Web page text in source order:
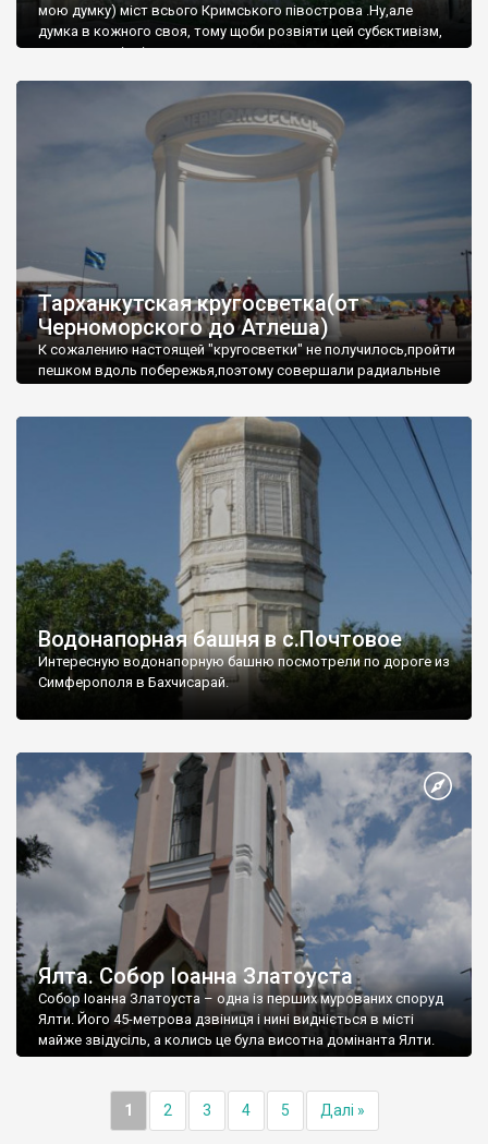
мою думку) міст всього Кримського півострова .Ну,але
думка в кожного своя, тому щоби розвіяти цей субєктивізм,
запрошую відвідати це
Тарханкутская кругосветка(от
Черноморского до Атлеша)
К сожалению настоящей "кругосветки" не получилось,пройти
пешком вдоль побережья,поэтому совершали радиальные
Водонапорная башня в с.Почтовое
Интересную водонапорную башню посмотрели по дороге из
Симферополя в Бахчисарай.
Ялта. Собор Іоанна Златоуста
Собор Іоанна Златоуста – одна із перших мурованих споруд
Ялти. Його 45-метрова дзвіниця і нині видніється в місті
майже звідусіль, а колись це була висотна домінанта Ялти.
1 2 3 4 5 Далі »